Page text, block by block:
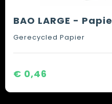
Gerecycled Papier
€ 0,46